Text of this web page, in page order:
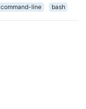
command-line bash